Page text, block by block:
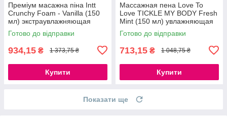
Преміум масажна піна Intt
Crunchy Foam - Vanilla (150
мл) экстраувлажняющая
777Store.com.ua
Готово до відправки
934,15 ₴ 1 373,75 ₴
Купити
Массажная пена Love To
Love TICKLE MY BODY Fresh
Mint (150 мл) увлажняющая
777Store.com.ua
Готово до відправки
713,15 ₴ 1 048,75 ₴
Купити
Показати ще